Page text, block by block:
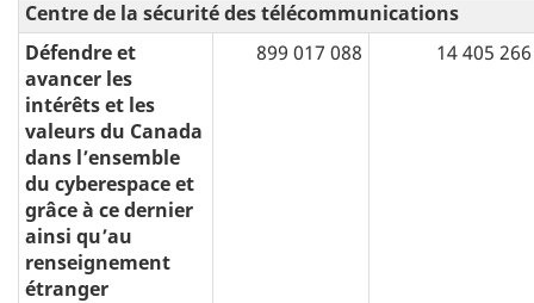
Centre de la sécurité des télécommunications
Défendre et
avancer les
intérêts et les
valeurs du Canada
dans l’ensemble
du cyberespace et
grâce à ce dernier
ainsi qu’au
renseignement
étranger
899 017 088 14 405 266